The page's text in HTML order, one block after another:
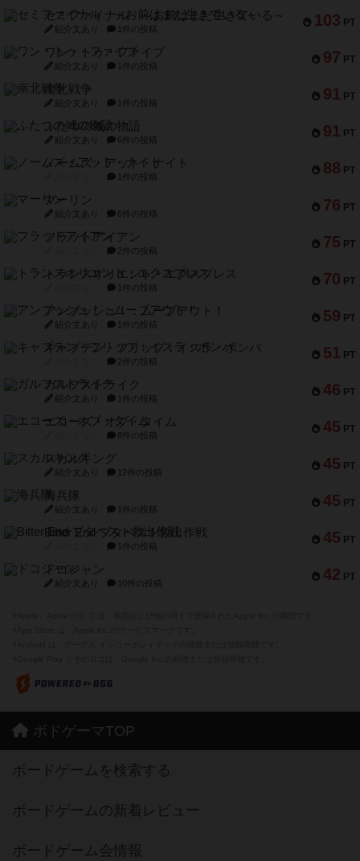
103 PT
セミファイナル ～お前はまだ生きている～
紹介文あり 1件の投稿
97 PT
ワン・トゥ・ファイブ
紹介文あり 1件の投稿
91 PT
南北戦争
紹介文あり 1件の投稿
91 PT
ふたつの城の物語
紹介文あり 6件の投稿
88 PT
ノームズ・アット・ナイト
1件の投稿
76 PT
マーリン
紹介文あり 6件の投稿
75 PT
フラットアイアン
2件の投稿
70 PT
トランスオリエント・エクスプレス
1件の投稿
59 PT
アンブッシュ！：ムーブアウト！
紹介文あり 1件の投稿
51 PT
キャプテン・フリップ：イスラ・ボンバ
2件の投稿
46 PT
ガルフストライク
紹介文あり 1件の投稿
45 PT
エコーズ・オブ・タイム
8件の投稿
45 PT
スカルキング
紹介文あり 12件の投稿
45 PT
海兵隊
紹介文あり 1件の投稿
45 PT
Bitter End ブタペスト救出作戦
1件の投稿
42 PT
ドコジャン
紹介文あり 10件の投稿
ボドゲーマTOP
ボードゲームを検索する
ボードゲームの新着レビュー
ボードゲーム会情報